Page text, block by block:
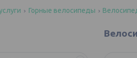
Горные велосипеды